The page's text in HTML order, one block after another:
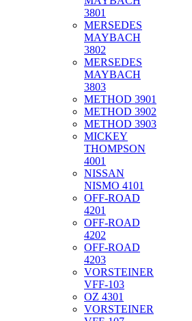
3801
MERSEDES
MAYBACH
3802
MERSEDES
MAYBACH
3803
METHOD 3901
METHOD 3902
METHOD 3903
MICKEY
THOMPSON
4001
NISSAN
NISMO 4101
OFF-ROAD
4201
OFF-ROAD
4202
OFF-ROAD
4203
VORSTEINER
VFF-103
OZ 4301
VORSTEINER